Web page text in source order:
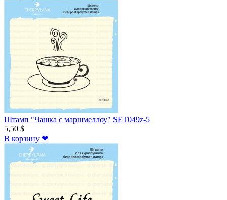
Штамп "Чашка с маршмеллоу" SET049z-5
5,50 $
В корзину ❤